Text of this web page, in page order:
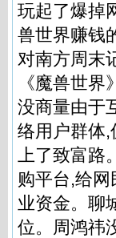
玩起了爆掉
兽世界赚钱
对南方周末
《魔兽世
没商量由于
络用户群体,
上了致富路
购平台,给
业资金。聊
位。周鸿祎